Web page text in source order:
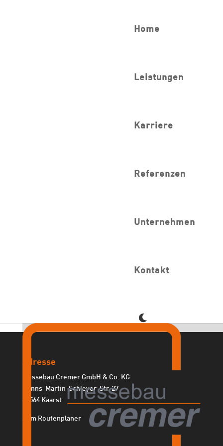
Home
Leistungen
Karriere
Referenzen
Unternehmen
Kontakt
Hier finden Sie alle Urheberschaftsangaben zu den auf unserer
Bildquellennachweis
© muhammad.abdullah @ Freepik (Bild-ID: 386291308)
Adresse
Messebau Cremer GmbH & Co. KG
Hanns-Martin-Schleyer-Str. 27
41564 Kaarst
Zum Routenplaner